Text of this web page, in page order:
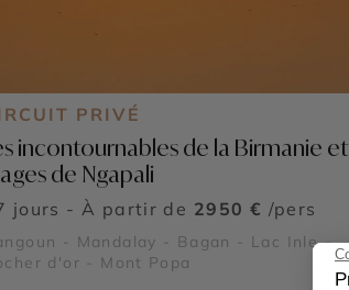
PRIVÉ
incontournables de la Birmanie et
de Ngapali
jours - À partir de 2950 € /pers
- Mandalay - Bagan - Lac Inle -
d'or - Mont Popa